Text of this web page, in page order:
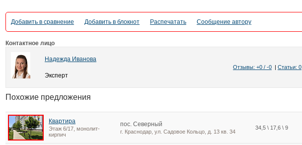
Добавить в сравнение Добавить в блокнот Распечатать Сообщение автору
Контактное лицо
Надежда Иванова
Эксперт
Отзывы: +0 / -0 | Статьи: 0
Похожие предложения
Квартира
Этаж 6/17, монолит-
кирпич
пос. Северный
г. Краснодар, ул. Садовое Кольцо, д. 13 кв. 34
34,5 \ 17,6 \ 9